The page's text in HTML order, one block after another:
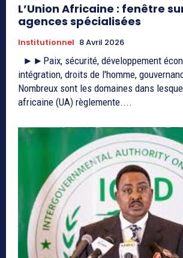
L’Union Africaine : fenêtre
agences spécialisées
Institutionnel 8 Avril 2026
intégration, droits de l'homme,
Nombreux sont les domaines dans
africaine (UA) règlemente....